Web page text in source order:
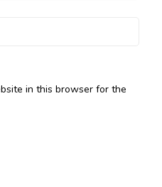
in this browser for the